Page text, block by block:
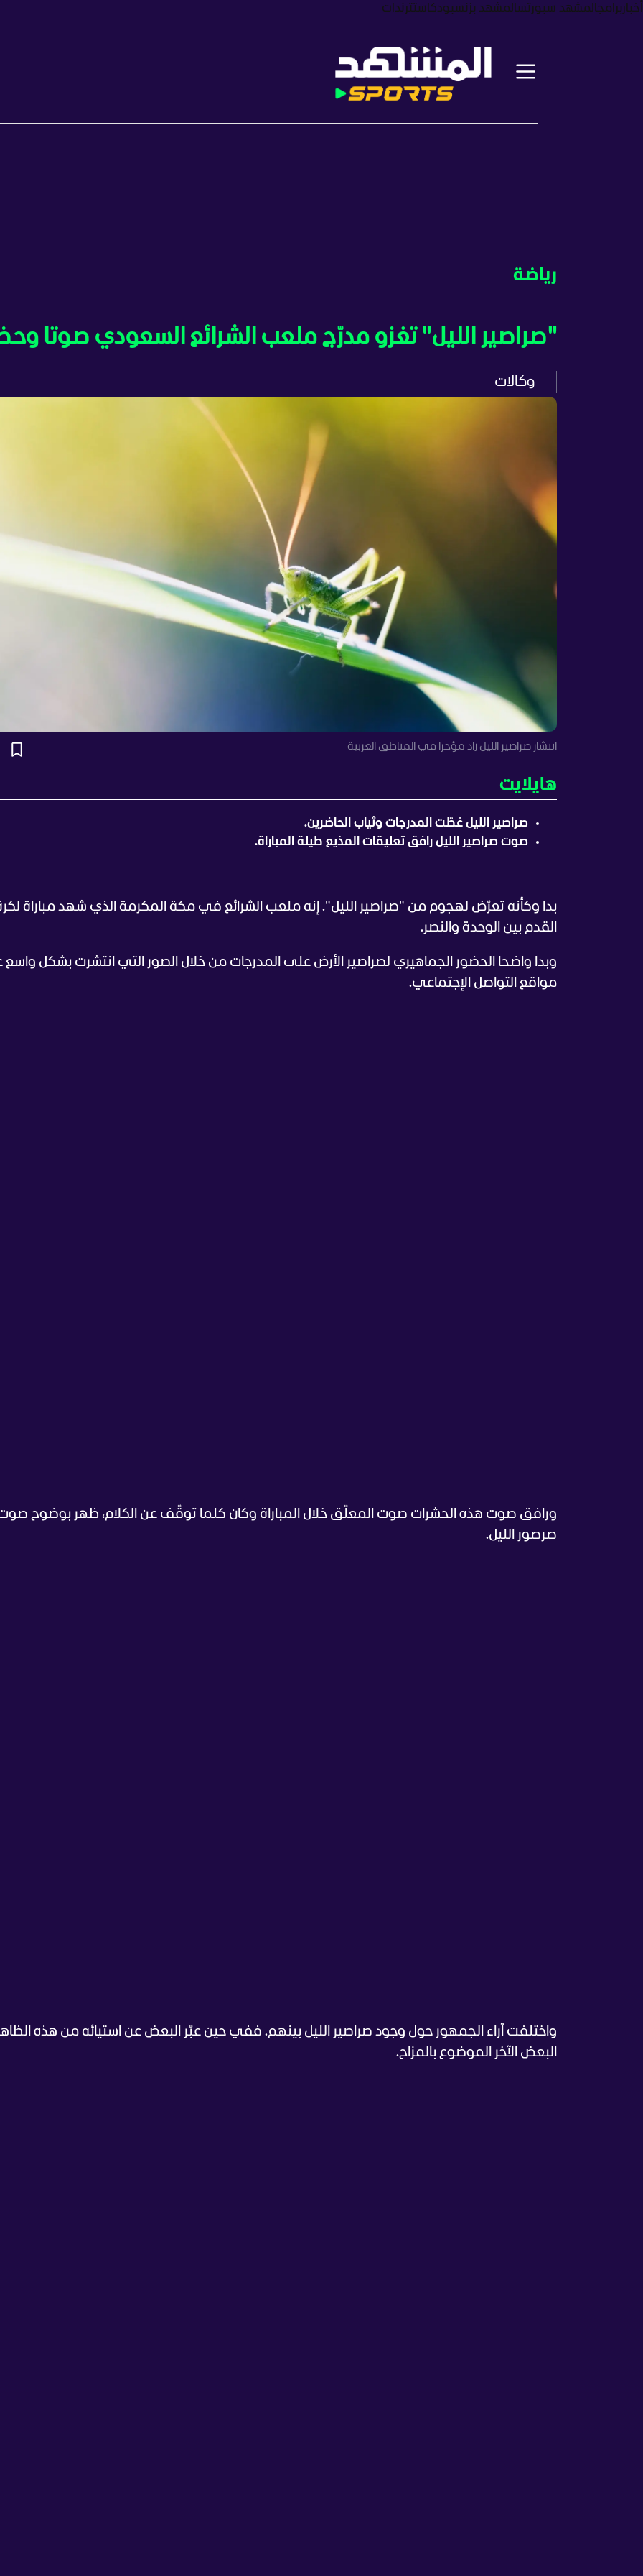
أخبار برامجالمشهد سبورتسالمشهد بزنسبودكاستترندات
رياضة
"صراصير الليل" تغزو مدرّج ملعب الشرائع السعودي صوتا
وكالات
انتشار صراصير الليل زاد مؤخرا في المناطق العربية
هايلايت
صراصير الليل غطّت المدرجات وثياب الحاضرين.
صوت صراصير الليل رافق تعليقات المذيع طيلة المباراة.
بدا وكأنه تعرّض لهجوم من "صراصير الليل". إنه ملعب الشرائع في مكة المكرمة الذي شهد مباراة
القدم بين الوحدة والنصر.
وبدا واضحا الحضور الجماهيري لصراصير الأرض على المدرجات من خلال الصور التي انتشرت بشكل
مواقع التواصل الإجتماعي.
ورافق صوت هذه الحشرات صوت المعلّق خلال المباراة وكان كلما توقّف عن الكلام، ظهر بوضوح
صرصور الليل.
واختلفت آراء الجمهور حول وجود صراصير الليل بينهم. ففي حين عبّر البعض عن استيائه من هذه
البعض الآخر الموضوع بالمزاح.